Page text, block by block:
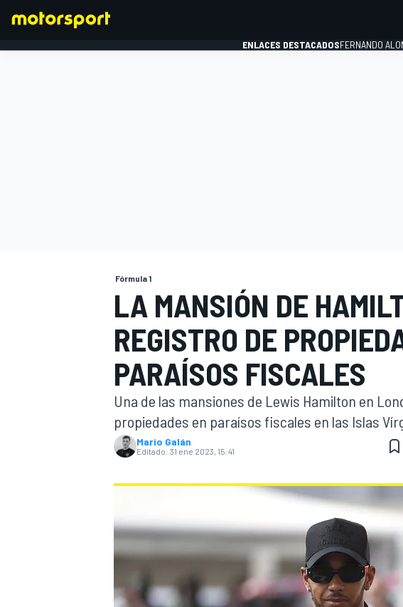
FÓRMULA E
ENLACES DESTACADOSFERNANDO
Fórmula 1
LA MANSIÓN DE
REGISTRO DE
PARAÍSOS FISCALES
Una de las mansiones de Lewis Hamilton en
propiedades en paraísos fiscales en las Islas
Mario Galán
Editado: 31 ene 2023, 15:41